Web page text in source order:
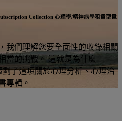
Collection 心理學/精神病學租賃型電
我們理解您要全面性的收錄相關
當的挑戰。 這就是為什麼
劃了這項關於心理分析、心理治
專輯。